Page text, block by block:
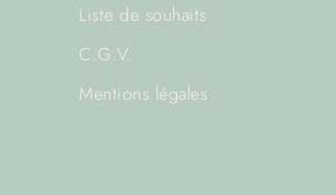
Liste de souhaits
C.G.V.
Mentions légales